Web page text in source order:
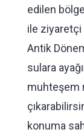
edilen
ile ziyaretçi
Antik
sulara
muhteşem
konuma